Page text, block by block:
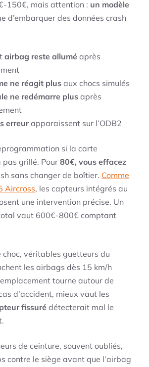
150€, mais attention : un modèle
d’embarquer des données crash
airbag reste allumé après
ne réagit plus aux chocs simulés
ne redémarre plus après
erreurapparaissent sur l’ODB2
si la carte
pas grillé. Pour 80€, vous effacez
sans changer de boîtier. Comme
Aircross, les capteurs intégrés au
une intervention précise. Un
vaut 600€-800€ comptant
choc, véritables guetteurs du
les airbags dès 15 km/h
tourne autour de
d’accident, mieux vaut les
fissuré détecterait mal le
de ceinture, souvent oubliés,
contre le siège avant que l’airbag